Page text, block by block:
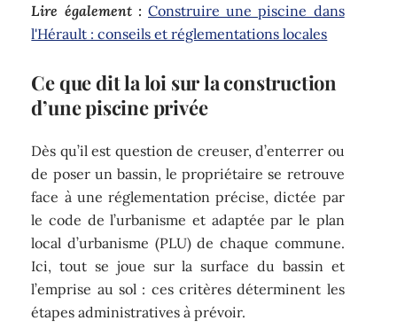
Lire également : Construire une piscine dans
l'Hérault : conseils et réglementations locales
Ce que dit la loi sur la construction
d’une piscine privée
Dès qu’il est question de creuser, d’enterrer ou
de poser un bassin, le propriétaire se retrouve
face à une réglementation précise, dictée par
le code de l’urbanisme et adaptée par le plan
local d’urbanisme (PLU) de chaque commune.
Ici, tout se joue sur la surface du bassin et
l’emprise au sol : ces critères déterminent les
étapes administratives à prévoir.